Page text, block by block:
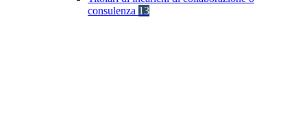
consulenza 13